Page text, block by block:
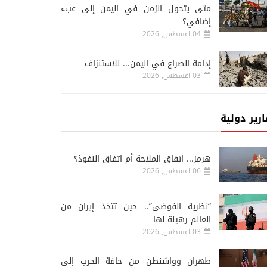
متى يتحول الزمن في اليمن إلى عبء
إضافي؟
04 اغسطس, 2026
إدامة الصراع في اليمن... للاستنزاف
03 اغسطس, 2026
دولية
هرمز... اتفاق الملاحة أم اتفاق النفوذ؟
06 اغسطس, 2026
“نظرية الفوضى”.. حين تتخذ إيران من
العالم رهينة لها
03 اغسطس, 2026
طهران وواشنطن من حافة الحرب إلى